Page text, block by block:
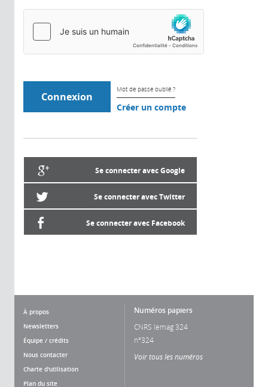
Mot de passe oublié ?
Créer un compte
Se connecter avec Google
Se connecter avec Twitter
Se connecter avec Facebook
À propos
Newsletters
Équipe / crédits
Nous contacter
Charte d'utilisation
Plan du site
Numéros papiers
CNRS lemag 324
n°324
Voir tous les numéros